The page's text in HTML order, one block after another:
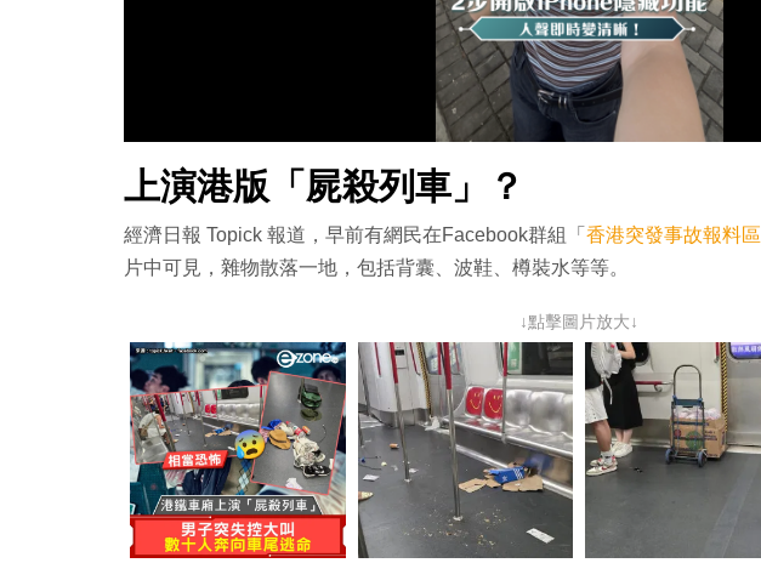
影
片
上演港版「屍殺列車」？
經濟日報 Topick 報道，早前有網民在Facebook群組「 香港突發事故報料區
片中可見，雜物散落一地，包括背囊、波鞋、樽裝水等等。
↓點擊圖片放大↓